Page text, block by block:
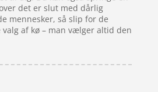
det er slut med dårlig
mennesker, så slip for de
af kø – man vælger altid den